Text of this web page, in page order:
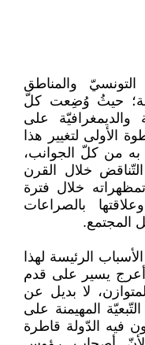
والمناطق
حيثُ وُضِعت كلّ
والديمغرافيّة على
الأولى لتغيير هذا
به من كلّ الجوانب،
خلال القرن
خلال فترة
بالصراعات
المجتمع.
الرئيسة لهذا
أعرج يسير على قدم
لا بديل عن
المهيمنة على
فيه الدّولة قاطرة